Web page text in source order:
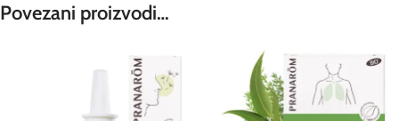
Povezani proizvodi…